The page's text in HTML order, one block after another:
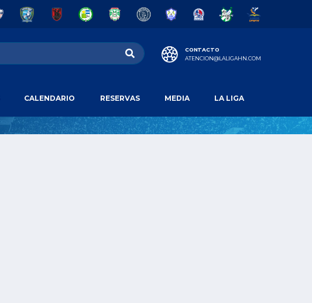
CONTACTO
ATENCION@LALIGAHN.COM
CALENDARIO RESERVAS MEDIA LA LIGA